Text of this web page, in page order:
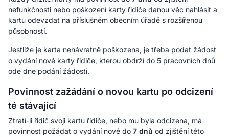
nefunkčnosti nebo poškození karty řidiče danou věc nahlásit a
kartu odevzdat na příslušném obecním úřadě s rozšířenou
působností.
Jestliže je karta nenávratně poškozena, je třeba podat žádost
o vydání nové karty řidiče, kterou obdrží do 5 pracovních dnů
ode dne podání žádosti.
Povinnost zažádání o novou kartu po odcizení
té stávající
Ztratí-li řidič svoji kartu řidiče, nebo mu byla odcizena, má
povinnost požádat o vydání nové do 7 dnů od zjištění této